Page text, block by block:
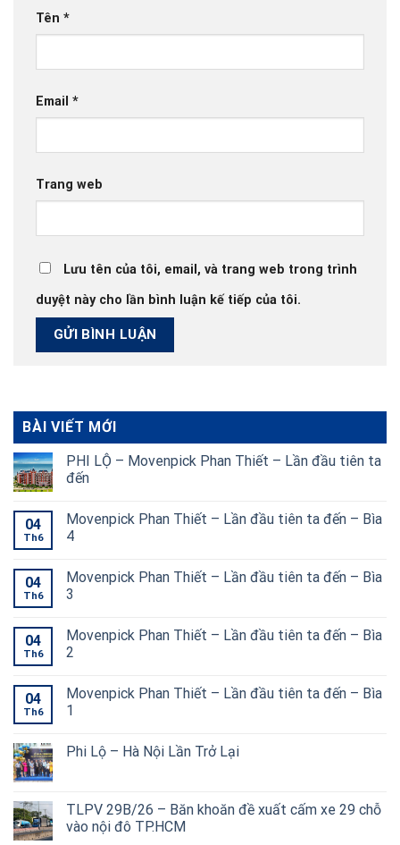
Tên *
Email *
Trang web
Lưu tên của tôi, email, và trang web trong trình
duyệt này cho lần bình luận kế tiếp của tôi.
BÀI VIẾT MỚI
PHI LỘ – Movenpick Phan Thiết – Lần đầu tiên ta
đến
04
Th6
Movenpick Phan Thiết – Lần đầu tiên ta đến – Bìa
4
04
Th6
Movenpick Phan Thiết – Lần đầu tiên ta đến – Bìa
3
04
Th6
Movenpick Phan Thiết – Lần đầu tiên ta đến – Bìa
2
04
Th6
Movenpick Phan Thiết – Lần đầu tiên ta đến – Bìa
1
Phi Lộ – Hà Nội Lần Trở Lại
TLPV 29B/26 – Băn khoăn đề xuất cấm xe 29 chỗ
vào nội đô TP.HCM